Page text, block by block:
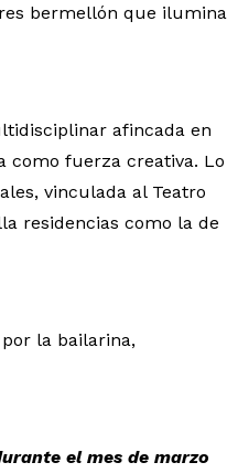
bermellón que ilumina
afincada en
como fuerza creativa. Lo
vinculada al Teatro
residencias como la de
la bailarina,
el mes de marzo